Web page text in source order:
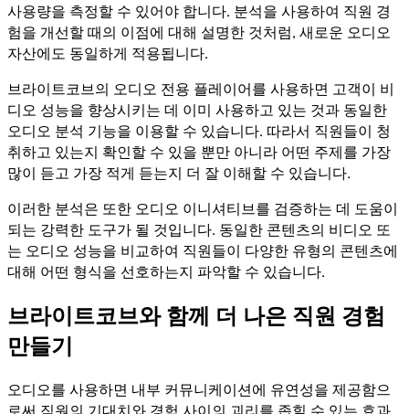
사용량을 측정할 수 있어야 합니다. 분석을 사용하여 직원 경
험을 개선할 때의 이점에 대해 설명한 것처럼, 새로운 오디오
자산에도 동일하게 적용됩니다.
브라이트코브의 오디오 전용 플레이어를 사용하면 고객이 비
디오 성능을 향상시키는 데 이미 사용하고 있는 것과 동일한
오디오 분석 기능을 이용할 수 있습니다. 따라서 직원들이 청
취하고 있는지 확인할 수 있을 뿐만 아니라 어떤 주제를 가장
많이 듣고 가장 적게 듣는지 더 잘 이해할 수 있습니다.
이러한 분석은 또한 오디오 이니셔티브를 검증하는 데 도움이
되는 강력한 도구가 될 것입니다. 동일한 콘텐츠의 비디오 또
는 오디오 성능을 비교하여 직원들이 다양한 유형의 콘텐츠에
대해 어떤 형식을 선호하는지 파악할 수 있습니다.
브라이트코브와 함께 더 나은 직원 경험
만들기
오디오를 사용하면 내부 커뮤니케이션에 유연성을 제공함으
로써 직원의 기대치와 경험 사이의 괴리를 좁힐 수 있는 효과